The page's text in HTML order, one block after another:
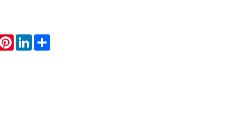
LinkedInShare